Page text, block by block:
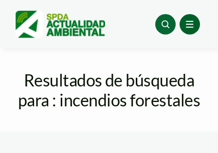
content
Resultados de búsqueda
para : incendios forestales